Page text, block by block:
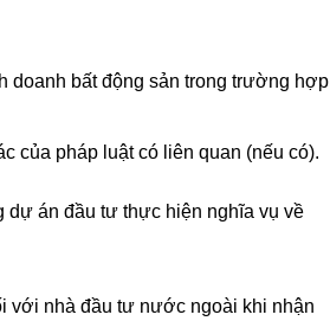
doanh bất động sản trong trường hợp
của pháp luật có liên quan (nếu có).
án đầu tư thực hiện nghĩa vụ về
với nhà đầu tư nước ngoài khi nhận